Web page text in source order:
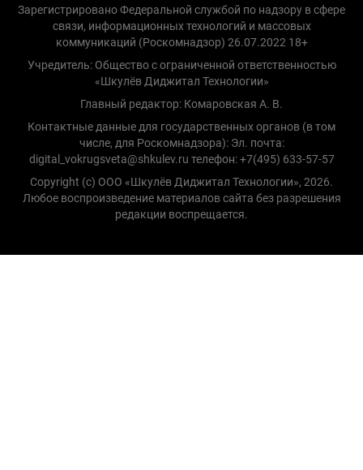
Зарегистрировано Федеральной службой по надзору в сфере
связи, информационных технологий и массовых
коммуникаций (Роскомнадзор) 26.07.2022 18+
Учредитель: Общество с ограниченной ответственностью
«Шкулёв Диджитал Технологии»
Главный редактор: Комаровская А. В.
Контактные данные для государственных органов (в том
числе, для Роскомнадзора): Эл. почта:
digital_vokrugsveta@shkulev.ru телефон: +7(495) 633-57-57
Copyright (с) ООО «Шкулёв Диджитал Технологии», 2026.
Любое воспроизведение материалов сайта без разрешения
редакции воспрещается.